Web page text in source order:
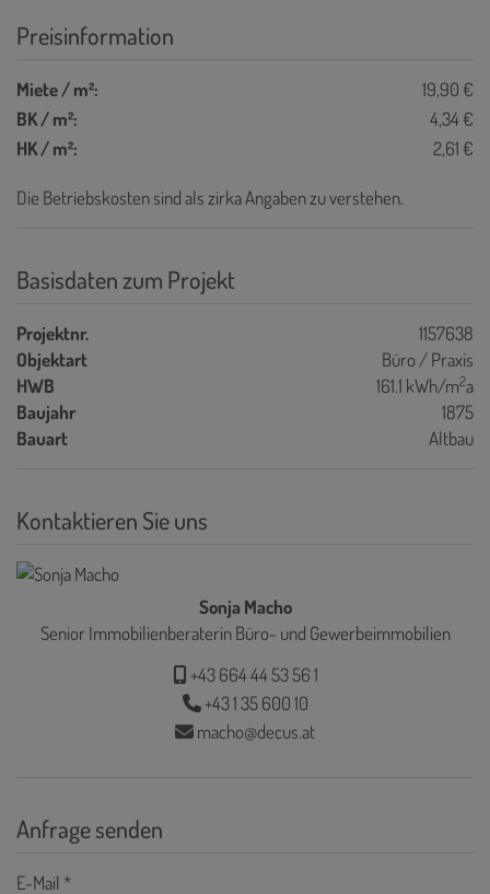
Preisinformation
Miete / m²:
19,90 €
BK / m²:
4,34 €
HK / m²:
2,61 €
Die Betriebskosten sind als zirka Angaben zu verstehen.
Basisdaten zum Projekt
Projektnr.
1157638
Objektart
Büro / Praxis
HWB
161.1 kWh/m2a
Baujahr
1875
Bauart
Altbau
Kontaktieren Sie uns
Sonja Macho
Senior Immobilienberaterin Büro- und Gewerbeimmobilien
+43 664 44 53 56 1
+43 1 35 600 10
macho@decus.at
Anfrage senden
E-Mail